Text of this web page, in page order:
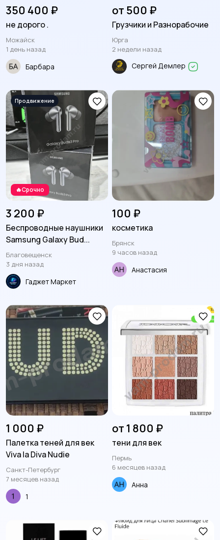
350 400 ₽
не дорого .
Можайск
1 день назад
Барбара
от 500 ₽
Грузчики и Разнорабочие
Юрга
2 недели назад
Сергей Демлер
🔥Срочно
3 200 ₽
Беспроводные наушники
Samsung Galaxy Bud...
Благовещенск
3 дня назад
Гаджет Маркет
100 ₽
косметика
Брянск
9 часов назад
Анастасия
1 000 ₽
Палетка теней для век
Viva la Diva Nudie
Санкт-Петербург
7 месяцев назад
1
от 1 800 ₽
тени для век
Пермь
6 месяцев назад
Анна